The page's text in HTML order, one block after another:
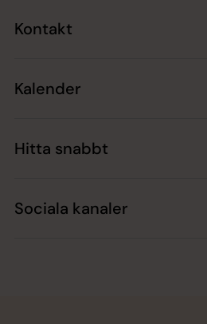
Kontakt
Kalender
Hitta snabbt
Sociala kanaler